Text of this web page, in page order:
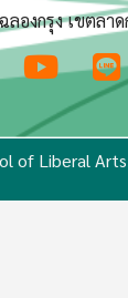
องกรุง เขตลา
of Liberal